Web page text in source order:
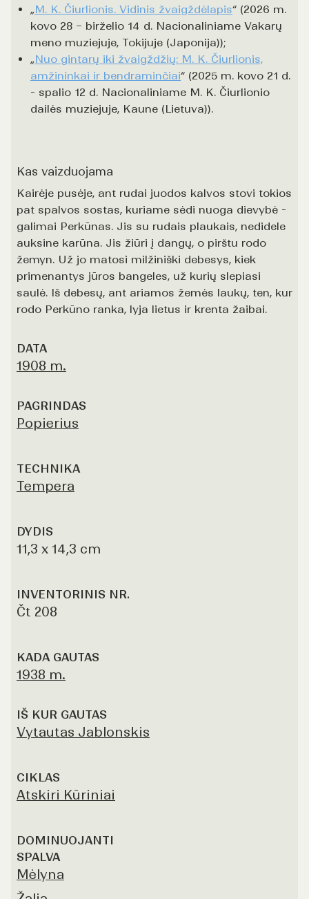
„M. K. Čiurlionis. Vidinis žvaigždėlapis“ (2026 m.
kovo 28 – birželio 14 d. Nacionaliniame Vakarų
meno muziejuje, Tokijuje (Japonija));
„Nuo gintarų iki žvaigždžių: M. K. Čiurlionis,
amžininkai ir bendraminčiai“ (2025 m. kovo 21 d.
- spalio 12 d. Nacionaliniame M. K. Čiurlionio
dailės muziejuje, Kaune (Lietuva)).
Kas vaizduojama
Kairėje pusėje, ant rudai juodos kalvos stovi tokios
pat spalvos sostas, kuriame sėdi nuoga dievybė -
galimai Perkūnas. Jis su rudais plaukais, nedidele
auksine karūna. Jis žiūri į dangų, o pirštu rodo
žemyn. Už jo matosi milžiniški debesys, kiek
primenantys jūros bangeles, už kurių slepiasi
saulė. Iš debesų, ant ariamos žemės laukų, ten, kur
rodo Perkūno ranka, lyja lietus ir krenta žaibai.
DATA
1908 m.
PAGRINDAS
Popierius
TECHNIKA
Tempera
DYDIS
11,3 x 14,3 cm
INVENTORINIS NR.
Čt 208
KADA GAUTAS
1938 m.
IŠ KUR GAUTAS
Vytautas Jablonskis
CIKLAS
Atskiri Kūriniai
DOMINUOJANTI
SPALVA
Mėlyna